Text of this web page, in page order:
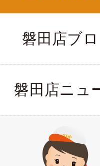
磐田店ブ
磐田店ニュ